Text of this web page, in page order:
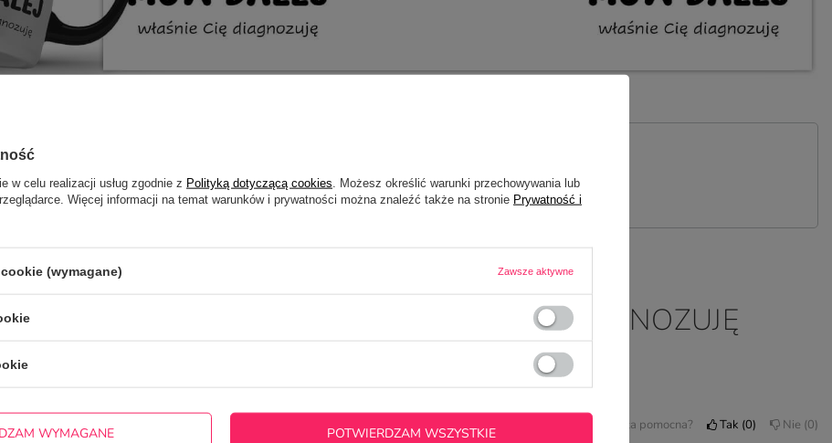
Potrzebujesz pomocy? Masz pytania?
niezwłocznie, najciekawsze pytania i odpowiedzi publikując dla
innych.
ZADAJ PYTANIE
- MÓW DALEJ, WŁAŚNIE CIĘ DIAGNOZUJĘ
2024-08-30 Renata, Siedliska- Bogusz Czy opinia była pomocna? Tak 0 Nie 0
w celu realizacji usług zgodnie z Polityką dotyczącą cookies . Możesz określić warunki przechowywania lub
Więcej informacji na temat warunków i prywatności można znaleźć także na stronie Prywatność i
(wymagane) Zawsze aktywne
WYMAGANE POTWIERDZAM WSZYSTKIE